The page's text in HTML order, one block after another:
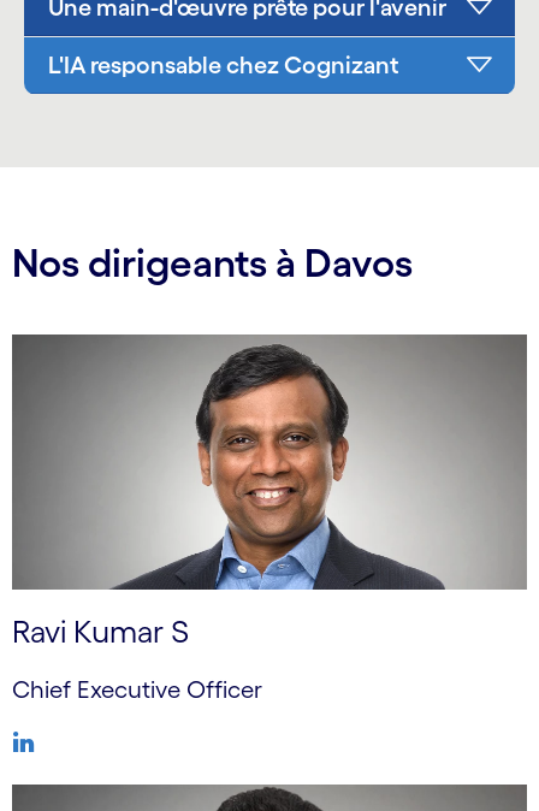
Une main-d'œuvre prête pour l'avenir
L'IA responsable chez Cognizant
Nos dirigeants à Davos
Ravi Kumar S
Chief Executive Officer